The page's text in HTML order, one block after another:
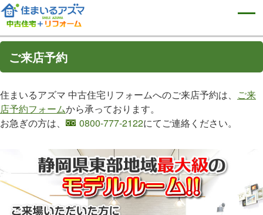
ご来店予約
住まいるアズマ 中古住宅リフォームへのご来店予約は、 ご来
店予約フォームから承っております。
お急ぎの方は、
0800-777-2122にてご連絡ください。